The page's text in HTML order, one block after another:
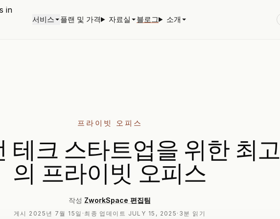
서비스 플랜 및 가격 자료실 블로그 소개
프라이빗 오피스
테크 스타트업을 위한 최고
의 프라이빗 오피스
작성 ZworkSpace 편집팀
게시 2025년 7월 15일 · 최종 업데이트 JULY 15, 2025 · 3분 읽기